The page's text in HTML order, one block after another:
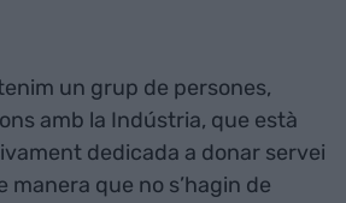
un grup de persones,
amb la Indústria, que està
dedicada a donar servei
manera que no s’hagin de